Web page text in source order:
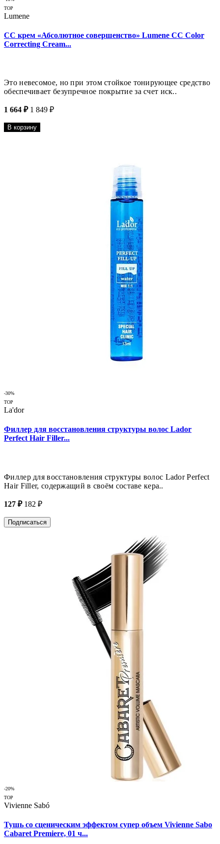
TOP
Lumene
CC крем «Абсолютное совершенство» Lumene CC Color
Correcting Cream...
Это невесомое, но при этом стойкое тонирующее средство
обеспечивает безупречное покрытие за счет иск..
1 664 ₽ 1 849 ₽
В корзину
-30%
TOP
La'dor
Филлер для восстановления структуры волос Lador
Perfect Hair Filler...
Филлер для восстановления структуры волос Lador Perfect
Hair Filler, содержащий в своём составе кера..
127 ₽ 182 ₽
Подписаться
-20%
TOP
Vivienne Sabó
Тушь со сценическим эффектом супер объем Vivienne Sabo
Cabaret Premiere, 01 ч...